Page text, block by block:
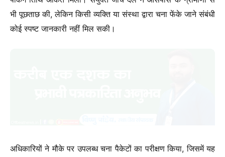
भी पूछताछ की, लेकिन किसी व्यक्ति या संस्था द्वारा चना फेंके जाने संबंधी
कोई स्पष्ट जानकारी नहीं मिल सकी।
अधिकारियों ने मौके पर उपलब्ध चना पैकेटों का परीक्षण किया, जिसमें यह